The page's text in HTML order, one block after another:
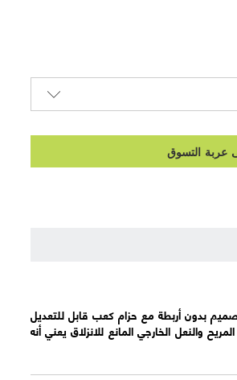
عربة التسوق
بدون أربطة مع حزام كعب قابل للتعديل
والنعل الخارجي المانع للانزلاق يعني أنه